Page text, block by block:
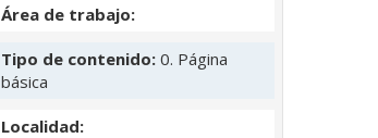
Área de trabajo:
Tipo de contenido: 0. Página
básica
Localidad: